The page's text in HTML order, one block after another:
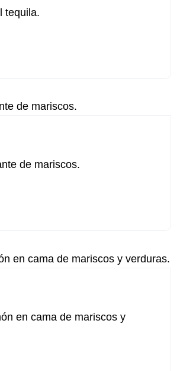
tequila.
de mariscos.
en cama de mariscos y